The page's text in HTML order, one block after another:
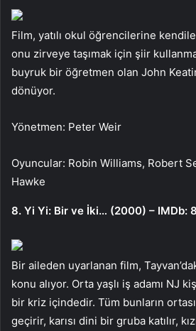
Film, yatılı okul öğrencilerine
onu zirveye taşımak için şiir
buyruk bir öğretmen olan John
dönüyor.
Yönetmen: Peter Weir
Oyuncular: Robin Williams, Robert
Hawke
8. Yi Yi: Bir ve İki… (2000) – IMDb:
Bir aileden uyarlanan film,
konu alıyor. Orta yaşlı iş adamı NJ
bir kriz içindedir. Tüm bunların
geçirir, karısı dini bir gruba katılır,